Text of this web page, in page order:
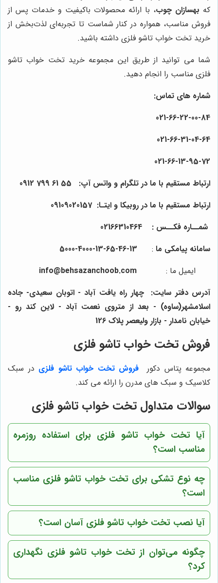
که بهسازان چوب، با ارائه محصولات باکیفیت و خدمات پس از
فروش مناسب، همواره در کنار شماست تا تجربه‌ای لذت‌بخش از
خرید تخت خواب تاشو فلزی داشته باشید.
شما می‌ توانید از طریق این مجموعه خرید تخت خواب تاشو
فلزی مناسب را انجام دهید.
شماره های تماس:
021-66-22-00-84
021-66-31-04-64
021-66-13-95-72
ارتباط مستقیم با ما در تلگرام و واتس آپ:
0912 799 61 55
ارتباط مستقیم با ما در روبیکا و ایتـا: 0910
9020157
شمــاره فکــس :
02166310464
سامانه پیامکی ما :
13-46-65-13-4000-5000
ایمیل ما :
info@behsazanchoob.com
آدرس دفتر سایت: چهار راه یافت آباد - اتوبان سعیدی- جاده
اسلامشهر(ساوه) - بعد از متروی نعمت آباد - لاین کند رو -
خیابان نامدار - بازار ولیعصر پلاک 126
فروش تخت خواب تاشو فلزی
مجموعه پتاس دکور فروشتخت خواب تاشو فلزی در سبک
کلاسیک و سبک‌ های مدرن را ارائه می ‌کند.
سوالات متداول تخت خواب تاشو فلزی
آیا تخت خواب تاشو فلزی برای استفاده روزمره
مناسب است؟
چه نوع تشکی برای تخت خواب تاشو فلزی مناسب
است؟
آیا نصب تخت خواب تاشو فلزی آسان است؟
چگونه می‌توان از تخت خواب تاشو فلزی نگهداری
کرد؟